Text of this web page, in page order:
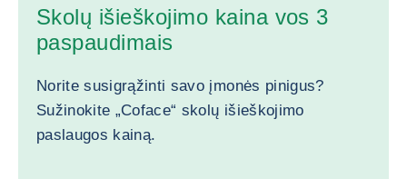
Skolų išieškojimo kaina vos 3
paspaudimais
Norite susigrąžinti savo įmonės pinigus?
Sužinokite „Coface“ skolų išieškojimo
paslaugos kainą.